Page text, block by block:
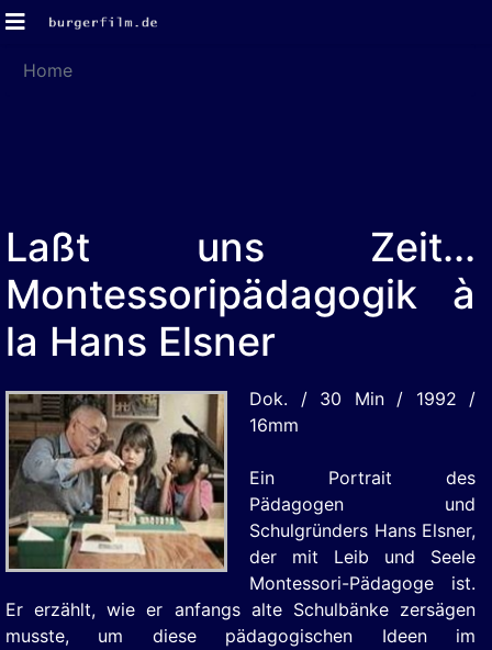
Home
Laßt uns Zeit...
Montessoripädagogik à
la Hans Elsner
Dok. / 30 Min / 1992 /
16mm
Ein Portrait des
Pädagogen und
Schulgründers Hans Elsner,
der mit Leib und Seele
Montessori-Pädagoge ist.
Er erzählt, wie er anfangs alte Schulbänke zersägen
musste, um diese pädagogischen Ideen im